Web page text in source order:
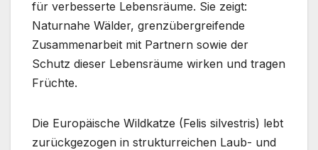
für verbesserte Lebensräume. Sie zeigt:
Naturnahe Wälder, grenzübergreifende
Zusammenarbeit mit Partnern sowie der
Schutz dieser Lebensräume wirken und tragen
Früchte.
Die Europäische Wildkatze (Felis silvestris) lebt
zurückgezogen in strukturreichen Laub- und